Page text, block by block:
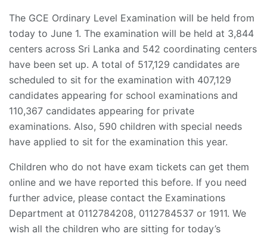
The GCE Ordinary Level Examination will be held from
today to June 1. The examination will be held at 3,844
centers across Sri Lanka and 542 coordinating centers
have been set up. A total of 517,129 candidates are
scheduled to sit for the examination with 407,129
candidates appearing for school examinations and
110,367 candidates appearing for private
examinations. Also, 590 children with special needs
have applied to sit for the examination this year.
Children who do not have exam tickets can get them
online and we have reported this before. If you need
further advice, please contact the Examinations
Department at 0112784208, 0112784537 or 1911. We
wish all the children who are sitting for today’s